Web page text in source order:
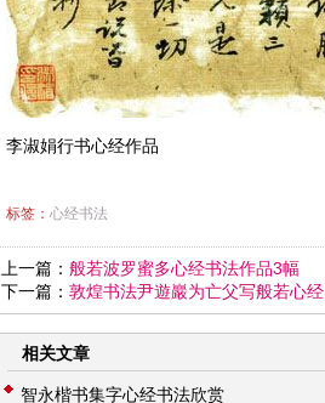
李淑娟行书心经作品
标签： 心经书法
上一篇： 般若波罗蜜多心经书法作品3幅
下一篇： 敦煌书法尹遊巖为亡父写般若心经
相关文章
智永楷书集字心经书法欣赏